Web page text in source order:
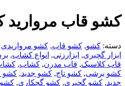
کشو قاب مروارید کد
دسته: کشو, کشو قاب, کشو مرواریدی
ابزار گچبری, ابزارزنی, انواع کشاب,
قاب کلاسیک, قاب مدرن, کشاب,
کشو برشی, کشو تاج, کشو جدید, کشو
جدید, کشو گچبری, کشو گچکاری,